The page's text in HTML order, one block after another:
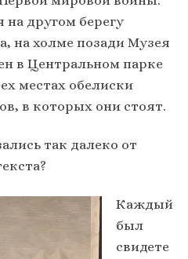
на другом берегу
на холме позади Музея
в Центральном парке
местах обелиски
в которых они стоят.
так далеко от
Каждый
был
свидете